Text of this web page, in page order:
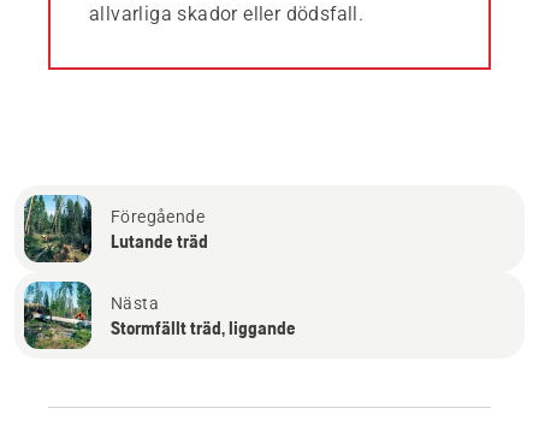
allvarliga skador eller dödsfall.
Föregående
Lutande träd
Nästa
Stormfällt träd, liggande